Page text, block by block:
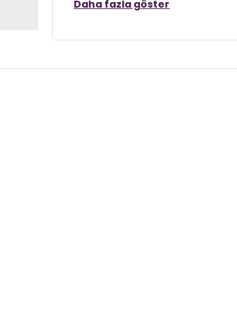
Taban Materyali:Eva
Daha fazla göster